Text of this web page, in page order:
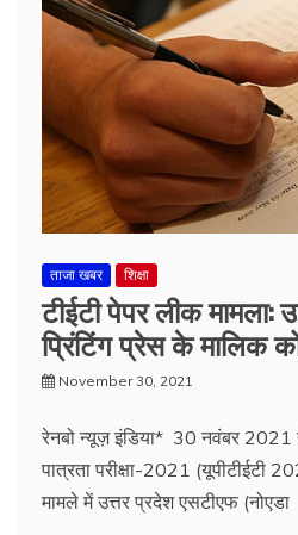
ताजा खबर शिक्षा
टीईटी पेपर लीक मामला:
प्रिंटिंग प्रेस के मालिक
November 30, 2021
रेनबो न्यूज़ इंडिया* 30 नवंबर 2021
पात्रता परीक्षा-2021 (यूपीटीईटी
मामले में उत्तर प्रदेश एसटीएफ (नोएडा